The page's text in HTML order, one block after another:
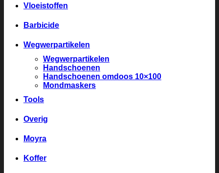
Vloeistoffen
Barbicide
Wegwerpartikelen
Wegwerpartikelen
Handschoenen
Handschoenen omdoos 10×100
Mondmaskers
Tools
Overig
Moyra
Koffer